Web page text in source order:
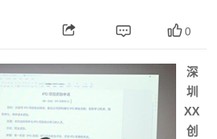
0
深
圳
XX
创